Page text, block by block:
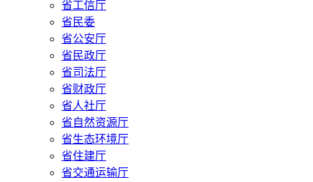
省工信厅
省民委
省公安厅
省民政厅
省司法厅
省财政厅
省人社厅
省自然资源厅
省生态环境厅
省住建厅
省交通运输厅